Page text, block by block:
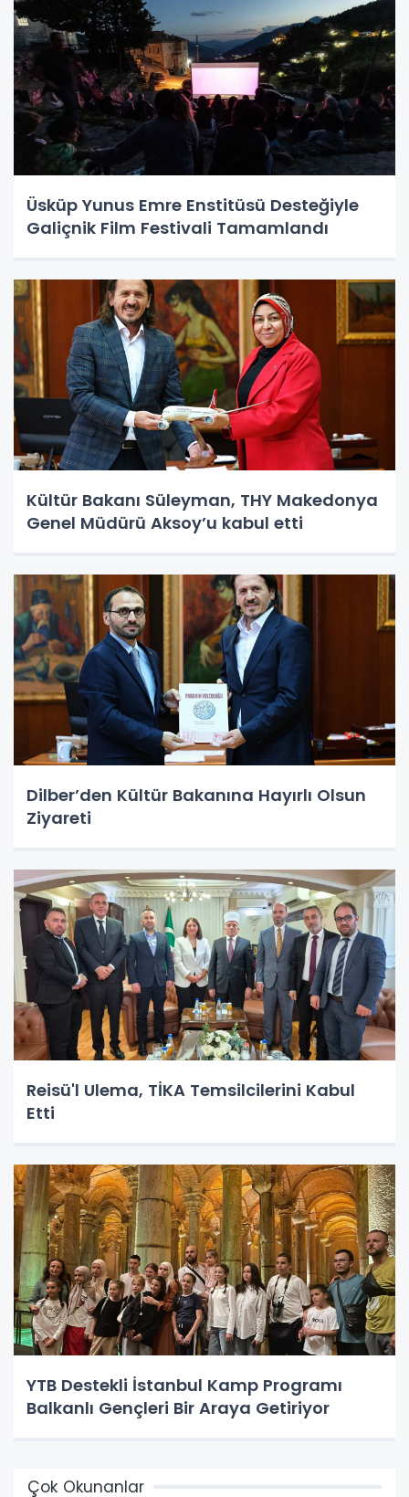
Üsküp Yunus Emre Enstitüsü Desteğiyle
Galiçnik Film Festivali Tamamlandı
Kültür Bakanı Süleyman, THY Makedonya
Genel Müdürü Aksoy’u kabul etti
Dilber’den Kültür Bakanına Hayırlı Olsun
Ziyareti
Reisü'l Ulema, TİKA Temsilcilerini Kabul
Etti
YTB Destekli İstanbul Kamp Programı
Balkanlı Gençleri Bir Araya Getiriyor
Çok Okunanlar